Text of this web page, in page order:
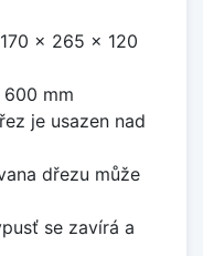
170 x 265 x 120
600 mm
je usazen nad
dřezu může
se zavírá a